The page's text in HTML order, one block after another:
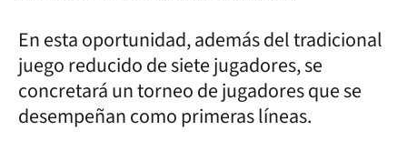
En esta oportunidad, además del tradicional
juego reducido de siete jugadores, se
concretará un torneo de jugadores que se
desempeñan como primeras líneas.